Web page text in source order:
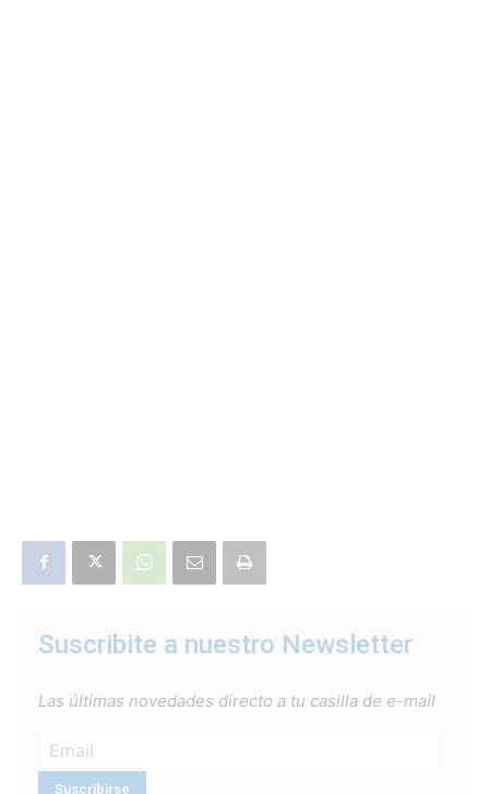
Suscribite a nuestro Newsletter
Las últimas novedades directo a tu casilla de e-mail